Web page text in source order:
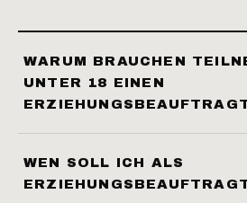
WARUM BRAUCHEN
UNTER 18 EINEN
WEN SOLL ICH ALS